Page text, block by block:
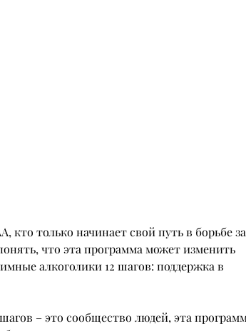
что эта программа может изменить
алкоголики 12 шагов: поддержка в
– это сообщество людей, эта